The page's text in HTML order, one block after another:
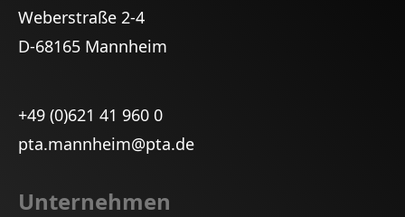
Weberstraße 2-4
D-68165 Mannheim
+49 (0)621 41 960 0
pta.mannheim@pta.de
Unternehmen